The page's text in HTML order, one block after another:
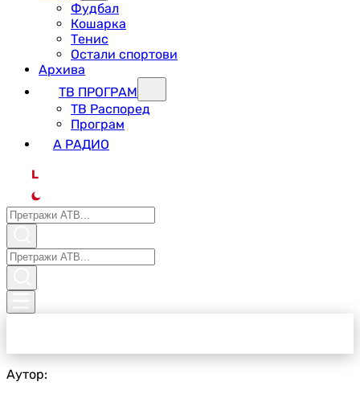
Фудбал
Кошарка
Тенис
Остали спортови
Архива
ТВ ПРОГРАМ
ТВ Распоред
Програм
А РАДИО
L
Аутор: